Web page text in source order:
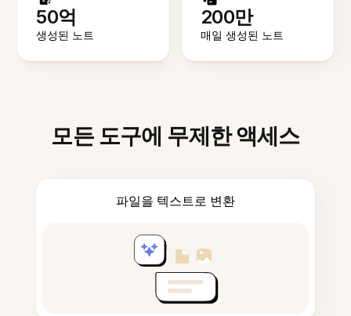
50억
생성된 노트
200만
매일 생성된 노트
모든 도구에 무제한 액세스
파일을 텍스트로 변환